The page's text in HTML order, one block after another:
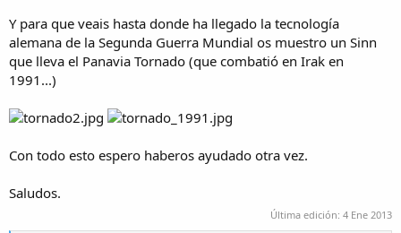
Y para que veais hasta donde ha llegado la tecnología
alemana de la Segunda Guerra Mundial os muestro un Sinn
que lleva el Panavia Tornado (que combatió en Irak en
1991...)
Con todo esto espero haberos ayudado otra vez.
Saludos.
Última edición: 4 Ene 2013